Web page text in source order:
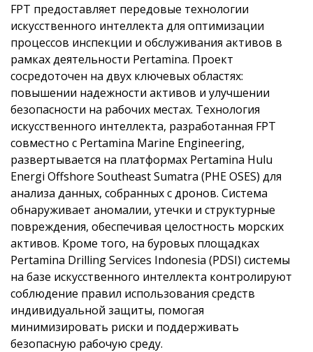
FPT предоставляет передовые технологии
искусственного интеллекта для оптимизации
процессов инспекции и обслуживания активов в
рамках деятельности Pertamina. Проект
сосредоточен на двух ключевых областях:
повышении надежности активов и улучшении
безопасности на рабочих местах. Технология
искусственного интеллекта, разработанная FPT
совместно с Pertamina Marine Engineering,
развертывается на платформах Pertamina Hulu
Energi Offshore Southeast Sumatra (PHE OSES) для
анализа данных, собранных с дронов. Система
обнаруживает аномалии, утечки и структурные
повреждения, обеспечивая целостность морских
активов. Кроме того, на буровых площадках
Pertamina Drilling Services Indonesia (PDSI) системы
на базе искусственного интеллекта контролируют
соблюдение правил использования средств
индивидуальной защиты, помогая
минимизировать риски и поддерживать
безопасную рабочую среду.